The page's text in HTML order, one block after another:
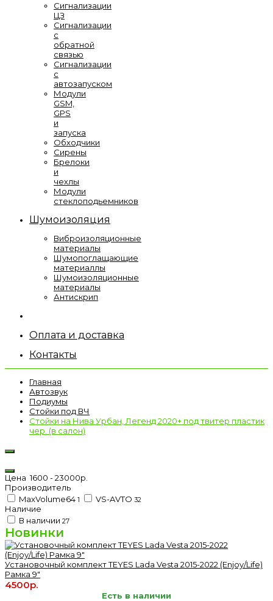
Сигнализации
ЦЗ
Сигнализации
с
обратной
связью
Сигнализации
с
автозапуском
Модули
GSM,
GPS
и
запуска
Обходчики
Сирены
Брелоки
и
чехлы
Модули
стеклоподьемников
Шумоизоляция
Виброизоляционные
материалы
Шумопоглащающие
материаллы
Шумоизоляционные
материалы
Антискрип
Оплата и доставка
Контакты
Главная
Автозвук
Подиумы
Стойки под ВЧ
Стойки на Нива Урбан, Легенд 2020+ под твитер пластик
чер. (в салон)
Цена1600 -23000р.
Производитель
MaxVolume64 1 VS-AVTO 32
Наличие
В наличии 27
Новинки
Установочный комплект TEYES Lada Vesta 2015-2022 (Enjoy/Life)
Рамка 9"
4500р.
Есть в наличии